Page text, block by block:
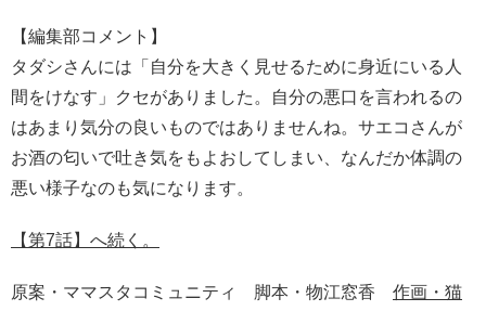
【編集部コメント】
タダシさんには「自分を大きく見せるために身近にいる人
間をけなす」クセがありました。自分の悪口を言われるの
はあまり気分の良いものではありませんね。サエコさんが
お酒の匂いで吐き気をもよおしてしまい、なんだか体調の
悪い様子なのも気になります。
【第7話】へ続く。
原案・ママスタコミュニティ 脚本・物江窓香 作画・猫